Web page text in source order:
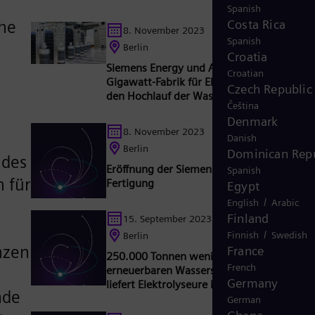
Spanish
Costa Rica
Spanish
Croatia
Croatian
Czech Republic
Čeština
Denmark
Danish
Dominican
Spanish
Egypt
English / Arabic
Finland
Finnish / Swedish
France
French
Germany
German
für
8. November 2023
Berlin
Siemens Energy und Air Liquide ebnen mit
Gigawatt-Fabrik für Elektrolyseure Weg
den Hochlauf der Wasserstoffwirtschaft
8. November 2023
Berlin
Eröffnung der Siemens Energy
Fertigung
15. September 2023
Berlin
250.000 Tonnen weniger CO2 durch
erneuerbaren Wasserstoff: Siemens
liefert Elektrolyseure in die Normandie